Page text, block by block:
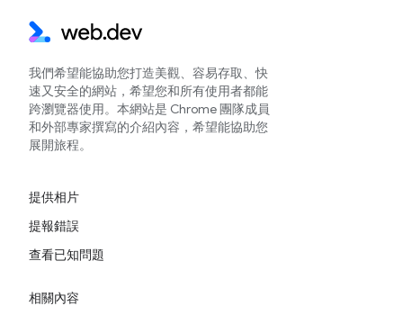
我們希望能協助您打造美觀、容易存取、快
速又安全的網站，希望您和所有使用者都能
跨瀏覽器使用。本網站是 Chrome 團隊成員
和外部專家撰寫的介紹內容，希望能協助您
展開旅程。
提供相片
提報錯誤
查看已知問題
相關內容